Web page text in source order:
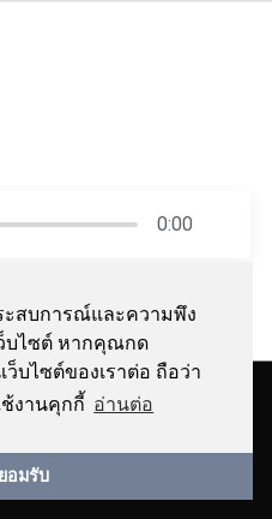
ะสบการณ์และความพึง
บไซต์ หากคุณกด
บไซต์ของเราต่อ ถือว่า
งานคุกกี้ อ่านต่อ
ยอมรับ
0:00
University | All Rights Reserved.